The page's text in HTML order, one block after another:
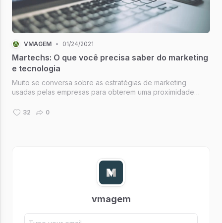
VMAGEM • 01/24/2021
Martechs: O que você precisa saber do marketing
e tecnologia
Muito se conversa sobre as estratégias de marketing
usadas pelas empresas para obterem uma proximidade
atual, a comunicação integrada tornou-se essencial para
32 0
vmagem